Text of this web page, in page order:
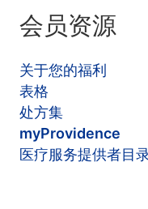
会员资源
关于您的福利
表格
处方集
myProvidence
医疗服务提供者目